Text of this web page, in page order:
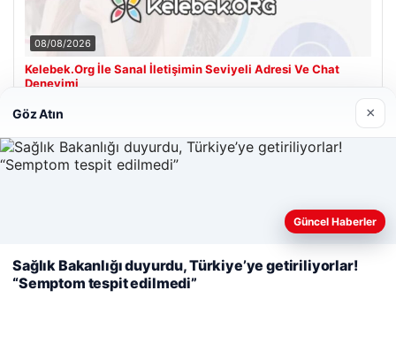
08/08/2026
Kelebek.Org İle Sanal İletişimin Seviyeli Adresi Ve Chat
Deneyimi
Son Eklenen Firmalar
Web sitemizi nasıl kullandığınızı daha iyi anlayabilmek,
kullanıyoruz.
Çerez Politikamız
Reddet Kabul Et
Göz Atın ×
Güncel Haberler
Sağlık Bakanlığı duyurdu, Türkiye’ye getiriliyorlar!
“Semptom tespit edilmedi”